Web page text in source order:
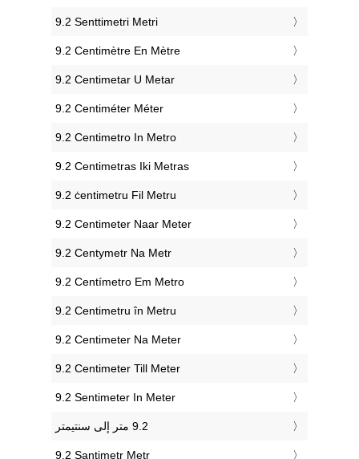
‎9.2 Senttimetri Metri
‎9.2 Centimètre En Mètre
‎9.2 Centimetar U Metar
‎9.2 Centiméter Méter
‎9.2 Centimetro In Metro
‎9.2 Centimetras Iki Metras
‎9.2 ċentimetru Fil Metru
‎9.2 Centimeter Naar Meter
‎9.2 Centymetr Na Metr
‎9.2 Centímetro Em Metro
‎9.2 Centimetru în Metru
‎9.2 Centimeter Na Meter
‎9.2 Centimeter Till Meter
‎9.2 Sentimeter In Meter
‎9.2 Santimetr Metr